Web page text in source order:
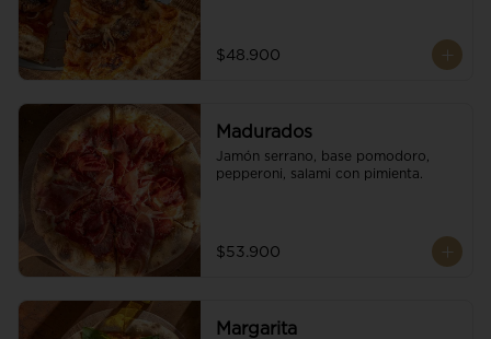
$48.900
Madurados
Jamón serrano, base pomodoro,
pepperoni, salami con pimienta.
$53.900
Margarita